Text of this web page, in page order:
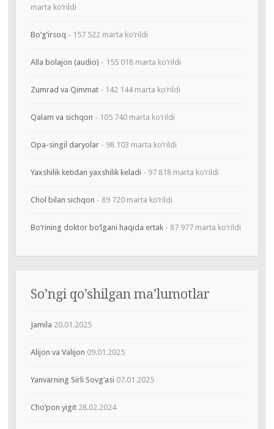
marta ko‘rildi
Bo’g’irsoq - 157 522 marta ko‘rildi
Alla bolajon (audio) - 155 018 marta ko‘rildi
Zumrad va Qimmat- 142 144 marta ko‘rildi
Qalam va sichqon - 105 740 marta ko‘rildi
Opa-singil daryolar- 98 103 marta ko‘rildi
Yaxshilik ketidan yaxshilik keladi - 97 818 marta ko‘rildi
Chol bilan sichqon - 89 720 marta ko‘rildi
Bo‘rining doktor bo‘lgani haqida ertak- 87 977 marta ko‘rildi
So’ngi qo’shilgan ma’lumotlar
Jamila 20.01.2025
Alijon va Valijon 09.01.2025
Yanvarning Sirli Sovg‘asi 07.01.2025
Cho‘pon yigit 28.02.2024